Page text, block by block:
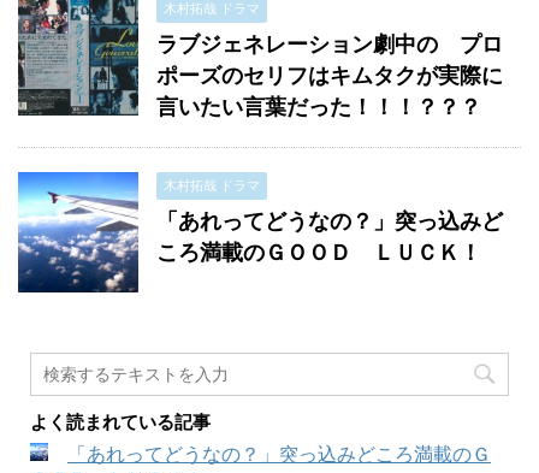
木村拓哉 ドラマ
ラブジェネレーション劇中の プロ
ポーズのセリフはキムタクが実際に
言いたい言葉だった！！！？？？
木村拓哉 ドラマ
「あれってどうなの？」突っ込みど
ころ満載のＧＯＯＤ ＬＵＣＫ！
よく読まれている記事
「あれってどうなの？」突っ込みどころ満載のＧ